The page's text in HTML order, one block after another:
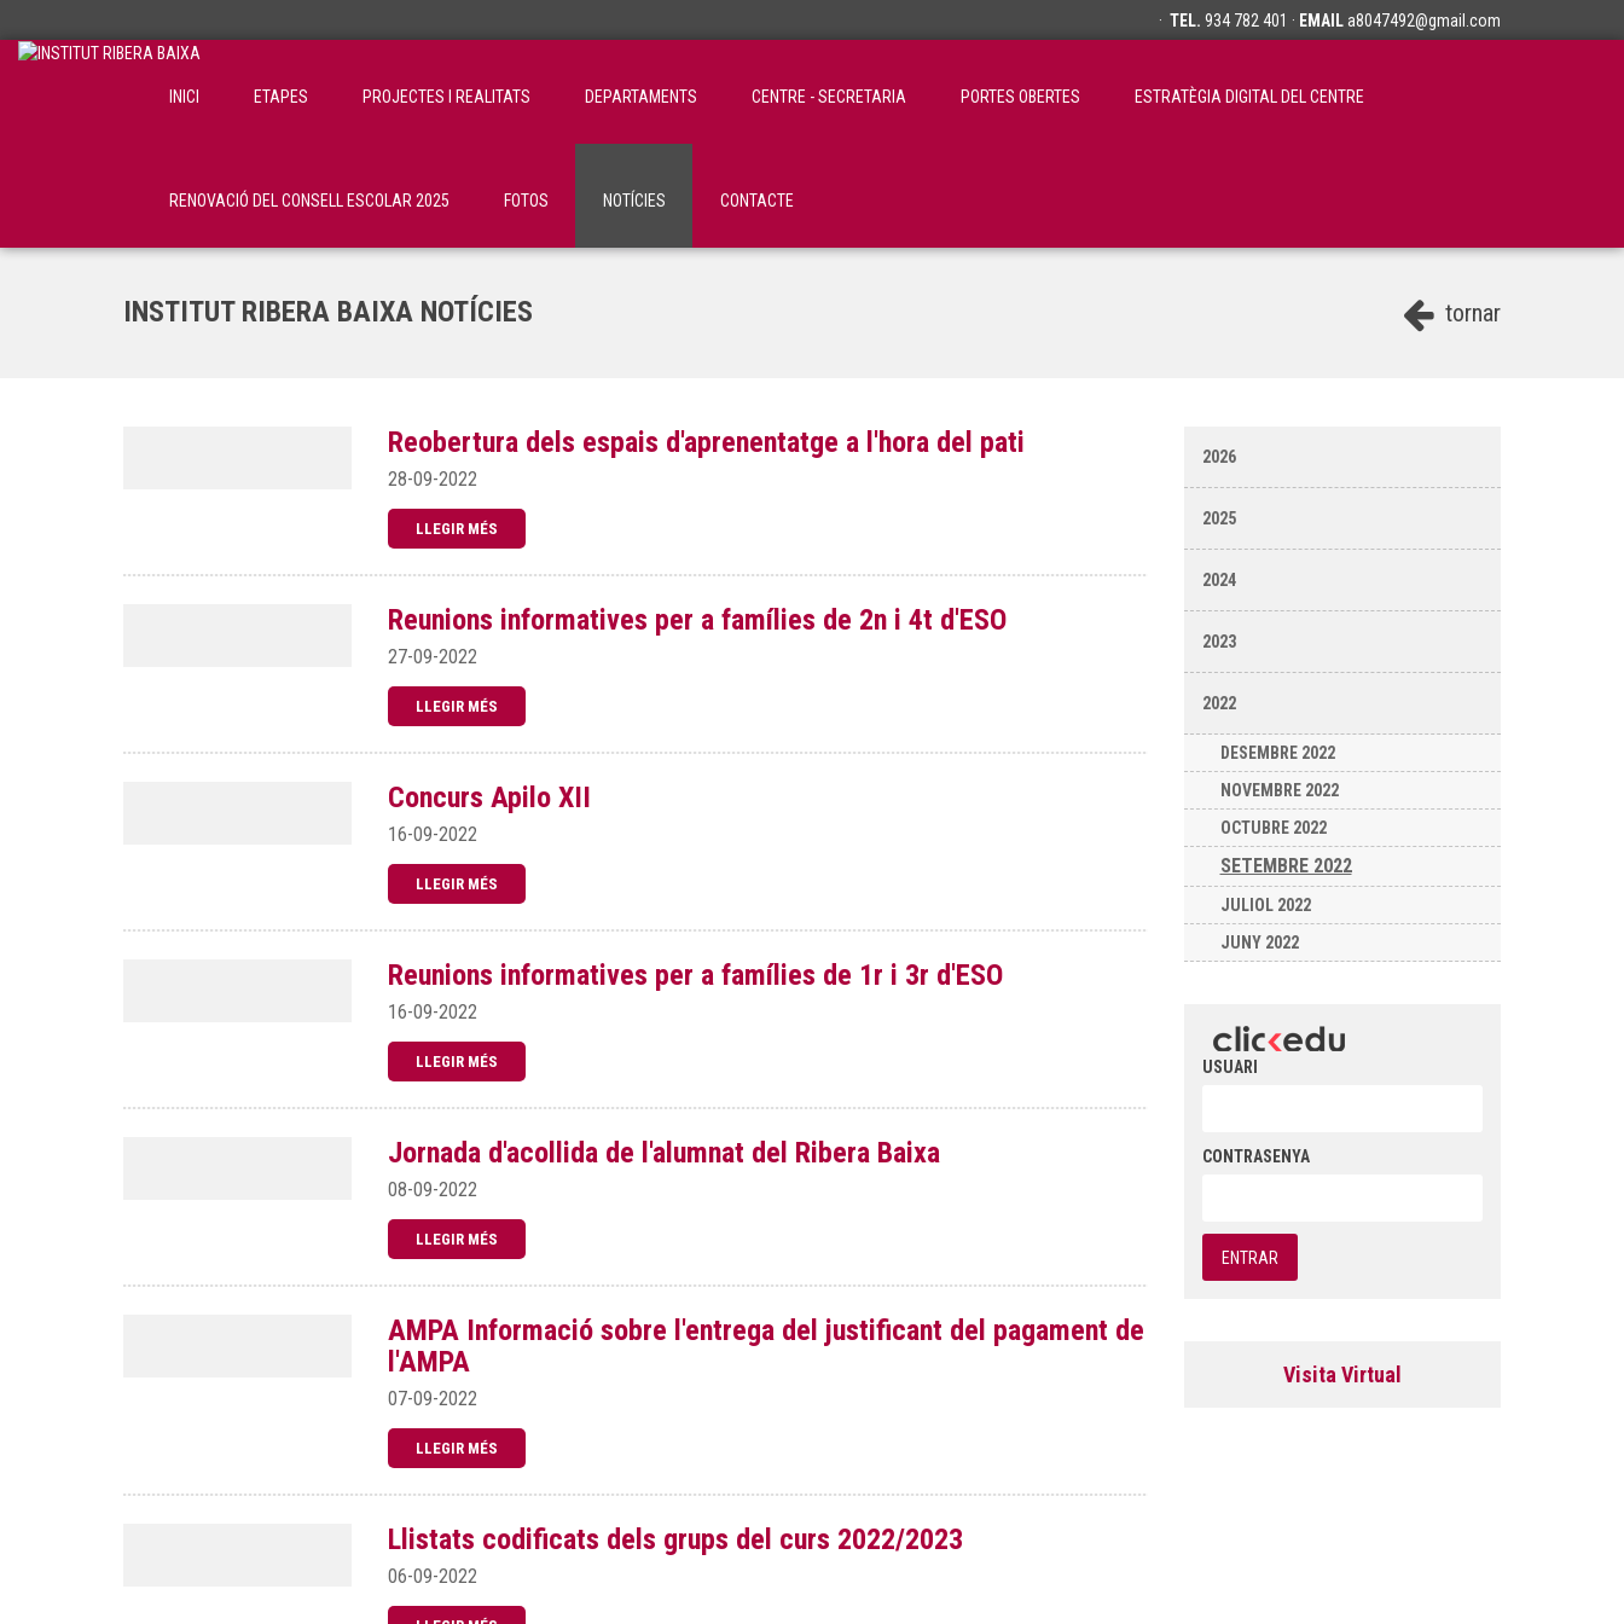
· TEL. 934 782 401 · EMAILa8047492@gmail.com
INICI ETAPES PROJECTES I REALITATS DEPARTAMENTS CENTRE - SECRETARIA PORTES OBERTES ESTRATÈGIA DIGITAL DEL CENTRE
RENOVACIÓ DEL CONSELL ESCOLAR 2025 FOTOS NOTÍCIES CONTACTE
tornar
INSTITUT RIBERA BAIXA NOTÍCIES
Reobertura dels espais d'aprenentatge a l'hora del pati
28-09-2022
LLEGIR MÉS
Reunions informatives per a famílies de 2n i 4t d'ESO
27-09-2022
LLEGIR MÉS
Concurs Apilo XII
16-09-2022
LLEGIR MÉS
Reunions informatives per a famílies de 1r i 3r d'ESO
16-09-2022
LLEGIR MÉS
Jornada d'acollida de l'alumnat del Ribera Baixa
08-09-2022
LLEGIR MÉS
AMPA Informació sobre l'entrega del justificant del pagament de
l'AMPA
07-09-2022
LLEGIR MÉS
Llistats codificats dels grups del curs 2022/2023
06-09-2022
2026
2025
2024
2023
2022
DESEMBRE 2022
NOVEMBRE 2022
OCTUBRE 2022
SETEMBRE 2022
JULIOL 2022
JUNY 2022
USUARI
CONTRASENYA
Visita Virtual